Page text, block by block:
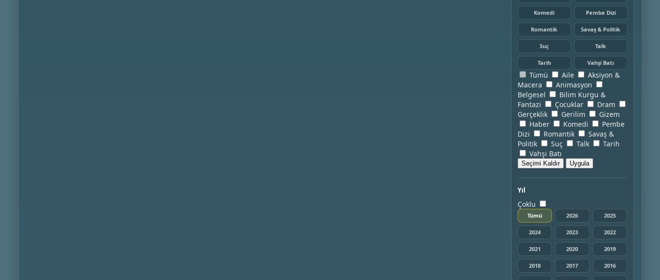
Komedi Pembe Dizi
Romantik Savaş & Politik
Suç Talk
Tarih Vahşi Batı
Tümü Aile
Aksiyon &
Macera
Animasyon
Belgesel
Bilim Kurgu &
Fantazi
Çocuklar
Dram
Gerçeklik
Gerilim
Gizem
Haber
Komedi
Pembe
Dizi
Romantik
Savaş &
Politik
Suç Talk
Tarih
Vahşi Batı
Seçimi Kaldır Uygula
Yıl
Çoklu
Tümü 2026 2025
2024 2023 2022
2021 2020 2019
2018 2017 2016